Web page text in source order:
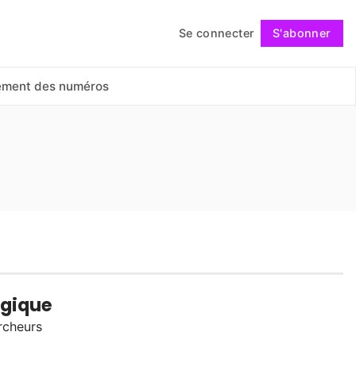
Se connecter S'abonner
des numéros
Suivre